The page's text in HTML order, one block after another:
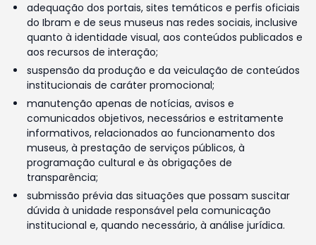
adequação dos portais, sites temáticos e perfis oficiais
do Ibram e de seus museus nas redes sociais, inclusive
quanto à identidade visual, aos conteúdos publicados e
aos recursos de interação;
suspensão da produção e da veiculação de conteúdos
institucionais de caráter promocional;
manutenção apenas de notícias, avisos e
comunicados objetivos, necessários e estritamente
informativos, relacionados ao funcionamento dos
museus, à prestação de serviços públicos, à
programação cultural e às obrigações de
transparência;
submissão prévia das situações que possam suscitar
dúvida à unidade responsável pela comunicação
institucional e, quando necessário, à análise jurídica.